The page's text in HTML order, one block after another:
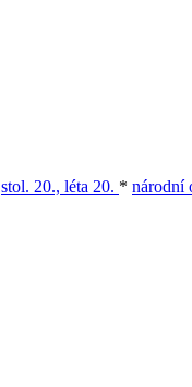
stol. 20., léta 20. * národní